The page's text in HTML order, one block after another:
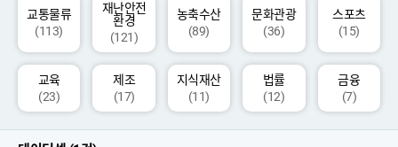
고객지원
교통물류
(113)
재난안전
환경
(121)
농축수산
(89)
문화관광
(36)
스포츠
(15)
교육
(23)
제조
(17)
지식재산
(11)
법률
(12)
금융
(7)